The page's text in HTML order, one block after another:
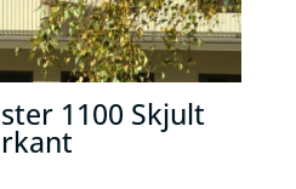
1100 Skjult